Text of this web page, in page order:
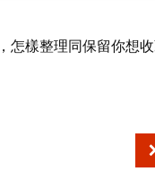
怎樣整理同保留你想